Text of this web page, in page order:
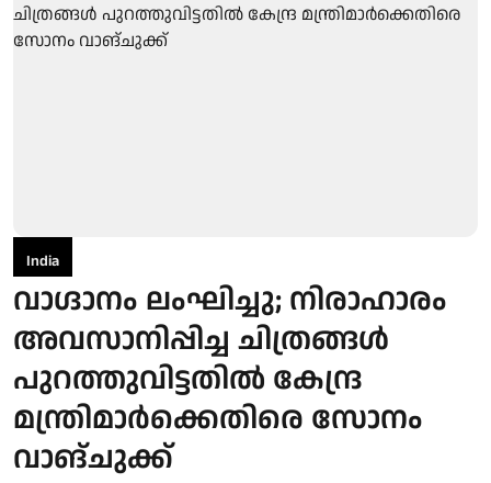
India
വാഗ്ദാനം ലംഘിച്ചു; നിരാഹാരം
അവസാനിപ്പിച്ച ചിത്രങ്ങൾ
പുറത്തുവിട്ടതിൽ കേന്ദ്ര
മന്ത്രിമാർക്കെതിരെ സോനം
വാങ്ചുക്ക്